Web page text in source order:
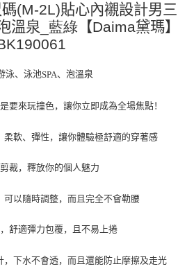
(M-2L)貼心內襯設計男三
溫泉 _藍綠 【Daima黛瑪】
泳、泳池SPA、泡溫泉
要來玩撞色，讓你立即成為全場焦點！
柔軟、彈性，讓你體驗極舒適的穿著感
裁，釋放你的個人魅力
可以隨時調整，而且完全不會勒腰
舒適彈力包覆，且不易上捲
，下水不會透，而且還能防止摩擦及走光